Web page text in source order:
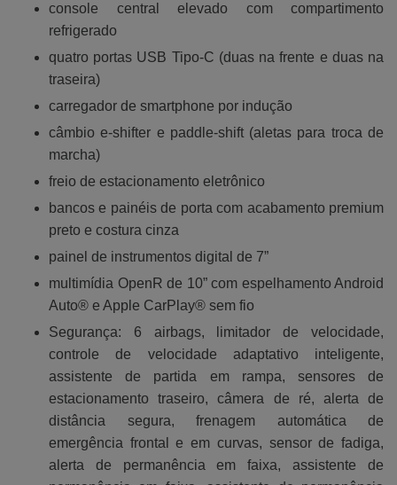
console central elevado com compartimento
refrigerado
quatro portas USB Tipo-C (duas na frente e duas na
traseira)
carregador de smartphone por indução
câmbio e-shifter e paddle-shift (aletas para troca de
marcha)
freio de estacionamento eletrônico
bancos e painéis de porta com acabamento premium
preto e costura cinza
painel de instrumentos digital de 7”
multimídia OpenR de 10” com espelhamento Android
Auto® e Apple CarPlay® sem fio
Segurança: 6 airbags, limitador de velocidade,
controle de velocidade adaptativo inteligente,
assistente de partida em rampa, sensores de
estacionamento traseiro, câmera de ré, alerta de
distância segura, frenagem automática de
emergência frontal e em curvas, sensor de fadiga,
alerta de permanência em faixa, assistente de